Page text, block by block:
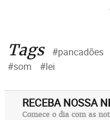
Tags #pancadões
#som
#lei
RECEBA NOSSA
Comece o dia com as